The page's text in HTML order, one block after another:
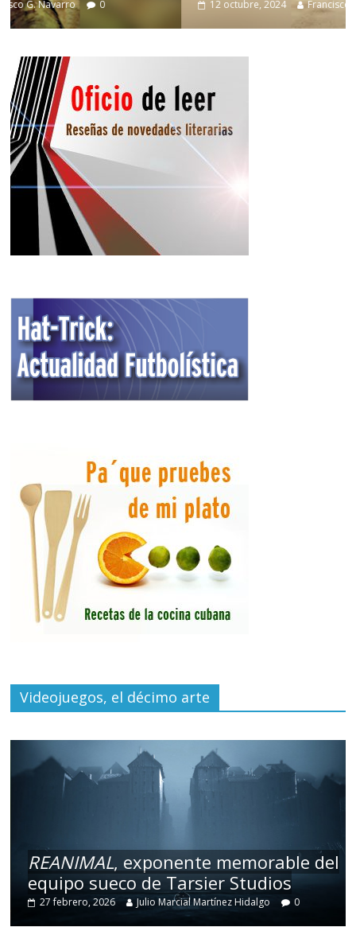
12 octubre, 2024 Francisco G. Navarro 0
Videojuegos, el décimo arte
REANIMAL, exponente memorable del
equipo sueco de Tarsier Studios
27 febrero, 2026 Julio Marcial Martínez Hidalgo 0